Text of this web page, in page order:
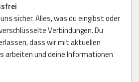
sicher. Alles, was du eingibst oder
Verbindungen. Du
dass wir mit aktuellen
arbeiten und deine Informationen